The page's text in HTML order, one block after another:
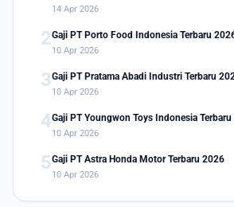
14 Apr 2026
2Gaji PT Porto Food Indonesia Terbaru
10 Apr 2026
3Gaji PT Pratama Abadi Industri Terbaru
10 Apr 2026
4Gaji PT Youngwon Toys Indonesia
10 Apr 2026
5Gaji PT Astra Honda Motor Terbaru 2026
10 Apr 2026